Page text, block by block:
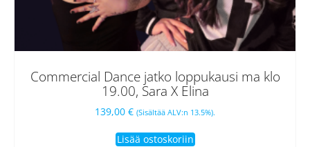
Commercial Dance jatko loppukausi ma klo
19.00, Sara X Elina
139,00 € (Sisältää ALV:n 13.5%).
Lisää ostoskoriin